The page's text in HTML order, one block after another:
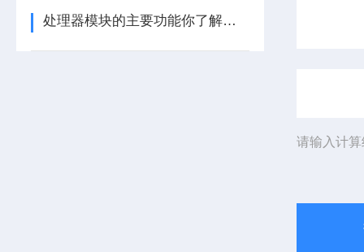
处理器模块的主要功能你了解多少呢
请输入计